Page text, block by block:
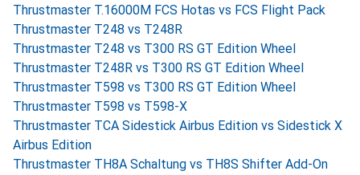
Thrustmaster T.16000M FCS Hotas vs FCS Flight Pack
Thrustmaster T248 vs T248R
Thrustmaster T248 vs T300 RS GT Edition Wheel
Thrustmaster T248R vs T300 RS GT Edition Wheel
Thrustmaster T598 vs T300 RS GT Edition Wheel
Thrustmaster T598 vs T598-X
Thrustmaster TCA Sidestick Airbus Edition vs Sidestick X
Airbus Edition
Thrustmaster TH8A Schaltung vs TH8S Shifter Add-On